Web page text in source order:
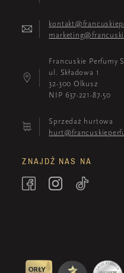
Francuskie Perfumy
ul. Składowa 1
32-300 Olkusz
NIP 637-221-87-50
Sprzedaż hurtowa
ZNAJDŹ NAS NA